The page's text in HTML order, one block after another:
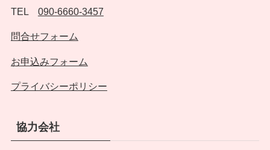
TEL 090-6660-3457
問合せフォーム
お申込みフォーム
プライバシーポリシー
協力会社